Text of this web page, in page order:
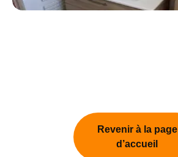
Revenir à la page
d’accueil